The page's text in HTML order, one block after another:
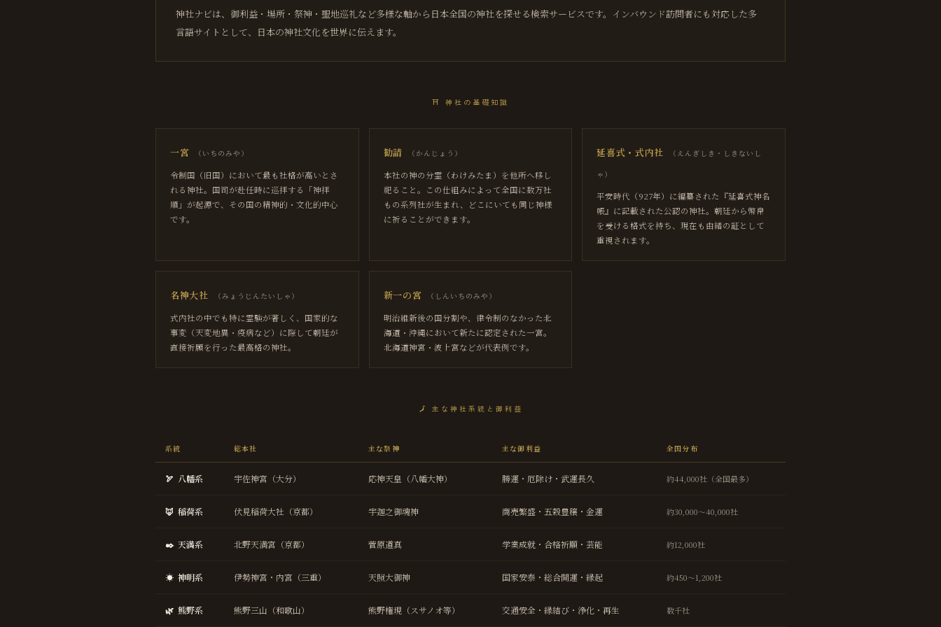
神社ナビは、御利益・場所・祭神・聖地巡礼など多様な軸から日本全国の神社を探せる検索サービスです。インバウンド訪問者にも対応した多
言語サイトとして、日本の神社文化を世界に伝えます。
⛩ 神社の基礎知識
一宮 （ いちのみや ）
令制国（旧国）において最も社格が高いとさ
れる神社。国司が赴任時に巡拝する「神拝
順」が起源で、その国の精神的・文化的中心
です。
勧請 （ かんじょう ）
本社の神の分霊（わけみたま）を他所へ移し
祀ること。この仕組みによって全国に数万社
もの系列社が生まれ、どこにいても同じ神様
に祈ることができます。
延喜式・式内社 （ えんぎしき・しきないし
ゃ ）
平安時代（927年）に編纂された『延喜式神名
帳』に記載された公認の神社。朝廷から幣帛
を受ける格式を持ち、現在も由緒の証として
重視されます。
名神大社 （みょうじんたいしゃ ）
式内社の中でも特に霊験が著しく、国家的な
事変（天変地異・疫病など）に際して朝廷が
直接祈願を行った最高格の神社。
新一の宮 （ しんいちのみや ）
明治維新後の国分割や、律令制のなかった北
海道・沖縄において新たに認定された一宮。
北海道神宮・波上宮などが代表例です。
🗾 主な神社系統と御利益
系統 総本社 主な祭神 主な御利益 全国分布
🏹 八幡系 宇佐神宮（大分） 応神天皇（八幡大神） 勝運・厄除け・武運長久 約44,000社（全国最多）
🦊 稲荷系 伏見稲荷大社（京都） 宇迦之御魂神 商売繁盛・五穀豊穣・金運 約30,000〜40,000社
✒️ 天満系 北野天満宮（京都） 菅原道真 学業成就・合格祈願・芸能 約12,000社
☀️ 神明系 伊勢神宮・内宮（三重） 天照大御神 国家安泰・総合開運・縁起 約450〜1,200社
🌿 熊野系 熊野三山（和歌山） 熊野権現（スサノオ等） 交通安全・縁結び・浄化・再生 数千社